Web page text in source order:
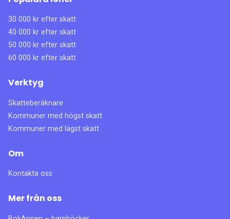
30 000 kr efter skatt
40 000 kr efter skatt
50 000 kr efter skatt
60 000 kr efter skatt
Verktyg
Skatteberäknare
Kommuner med högst skatt
Kommuner med lägst skatt
Om
Kontakta oss
Mer från oss